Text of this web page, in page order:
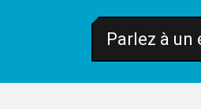
Parlez à un